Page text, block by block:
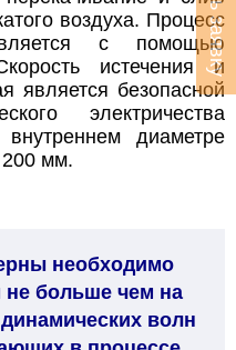
воздуха. Процесс
с помощью
истечения и
является безопасной
электричества
диаметре
мм.
необходимо
не больше чем на
волн